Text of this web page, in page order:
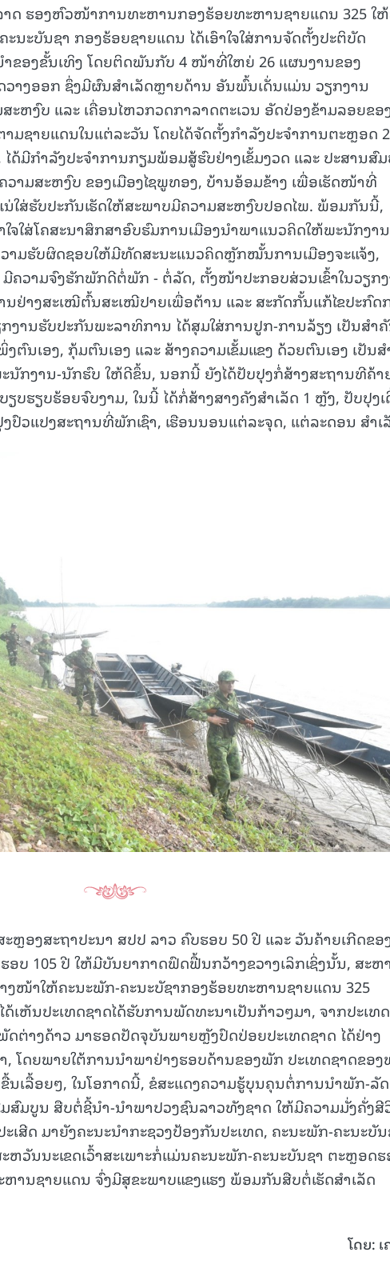
ດ ຮອງຫົວໜ້າການທະຫານກອງຮ້ອຍທະຫານຊາຍແດນ 325 ໃ
ນະບັນຊາ ກອງຮ້ອຍຊາຍແດນ ໄດ້ເອົາໃຈໃສ່ການຈັດຕັ້ງປະຕິບັດ
ຂອງຂັ້ນເທິງ ໂດຍຕິດພັນກັບ 4 ໜ້າທີ່ໃຫຍ່ 26 ແຜນງານຂອງ
າງອອກ ຊຶ່ງມີຜົນສຳເລັດຫຼາຍດ້ານ ອັນພົ້ນເດັ່ນແມ່ນ ວຽກງານ
ະຫງົບ ແລະ ເຄື່ອນໄຫວກວດກາລາດຕະເວນ ອັດປ່ອງຂ້າມລອຍຂອ
ຊາຍແດນໃນແຕ່ລະວັນ ໂດຍໄດ້ຈັດຕັ້ງກຳລັງປະຈຳການຕະຫຼອດ
ດ້ມີກຳລັງປະຈຳການກຽມພ້ອມສູ້ຮົບຢ່າງເຂັ້ມງວດ ແລະ ປະສານສົ
າມສະຫງົບ ຂອງເມືອງໄຊພູທອງ, ບ້ານອ້ອມຂ້າງ ເພື່ອເຮັດໜ້າທີ່
ໃສ່ຮັບປະກັນເຮັດໃຫ້ສະພາບມີຄວາມສະຫງົບປອດໄພ. ພ້ອມກັນນີ້,
ໃຈໃສ່ໂຄສະນາສຶກສາອົບຮົມການເມືອງນໍາພາແນວຄິດໃຫ້ພະນັກງາ
າມຮັບຜິດຊອບໃຫ້ມີທັດສະນະແນວຄິດຫຼັກໝັ້ນການເມືອງຈະແຈ້ງ,
ວາມຈົງຮັກພັກດີຕໍ່ພັກ - ຕໍ່ລັດ, ຕັ້ງໜ້າປະກອບສ່ວນເຂົ້າໃນວຽກ
ຢ່າງສະເໝີຕົ້ນສະເໝີປາຍເພື່ອຕ້ານ ແລະ ສະກັດກັ້ນແກ້ໄຂປະກົດ
ານຮັບປະກັນພະລາທິການ ໄດ້ສຸມໃສ່ການປູກ-ການລ້ຽງ ເປັນສຳ
ຕົນເອງ, ກຸ້ມຕົນເອງ ແລະ ສ້າງຄວາມເຂັ້ມແຂງ ດ້ວຍຕົນເອງ ເປັນ
ນັກງານ-ນັກຮົບ ໃຫ້ດີຂຶ້ນ, ນອກນີ້ ຍັງໄດ້ປັບປຸງກໍ່ສ້າງສະຖານທີຄ້າ
ບຮຽບຮ້ອຍຈົບງາມ, ໃນນີ້ ໄດ້ກໍ່ສ້າງສາງຄັງສຳເລັດ 1 ຫຼັງ, ປັບປຸງ
ປົວແປງສະຖານທີ່ພັກເຊົາ, ເຮືອນນອນແຕ່ລະຈຸດ, ແຕ່ລະດອນ ສຳເ
ະຫຼອງສະຖາປະນາ ສປປ ລາວ ຄົບຮອບ 50 ປີ ແລະ ວັນຄ້າຍເກີດຂອ
ບ 105 ປີ ໃຫ້ມີບັນຍາກາດຟົດຟື້ນກວ້າງຂວາງເລິກເຊິ່ງນັ້ນ, ສະຫ
ໜ້າໃຫ້ຄະນະພັກ-ຄະນະບັຊາກອງຮ້ອຍທະຫານຊາຍແດນ 325
ເຫັນປະເທດຊາດໄດ້ຮັບການພັດທະນາເປັນກ້າວໆມາ, ຈາກປະເທ
ຕ່າງດ້າວ ມາຮອດປັດຈຸບັນພາຍຫຼັງປົດປ່ອຍປະເທດຊາດ ໄດ້ຢ່າງ
, ໂດຍພາຍໃຕ້ການນຳພາຢ່າງຮອບດ້ານຂອງພັກ ປະເທດຊາດຂອ
ນເລື້ອຍໆ, ໃນໂອກາດນີ້, ຂໍສະແດງຄວາມຮູ້ບຸນຄຸນຕໍ່ການນຳພັກ-ລັ
ສົມບູນ ສືບຕໍ່ຊີ້ນຳ-ນຳພາປວງຊົນລາວທັງຊາດ ໃຫ້ມີຄວາມມັ່ງຄັ່ງສີ
ເສີດ ມາຍັງຄະນະນຳກະຊວງປ້ອງກັນປະເທດ, ຄະນະພັກ-ຄະນະບັນ
ວັນນະເຂດເວົ້າສະເພາະກໍ່ແມ່ນຄະນະພັກ-ຄະນະບັນຊາ ຕະຫຼອດ
ານຊາຍແດນ ຈົ່ງມີສຸຂະພາບແຂງແຮງ ພ້ອມກັນສືບຕໍ່ເຮັດສຳເລັດ
ໂດຍ: ເ